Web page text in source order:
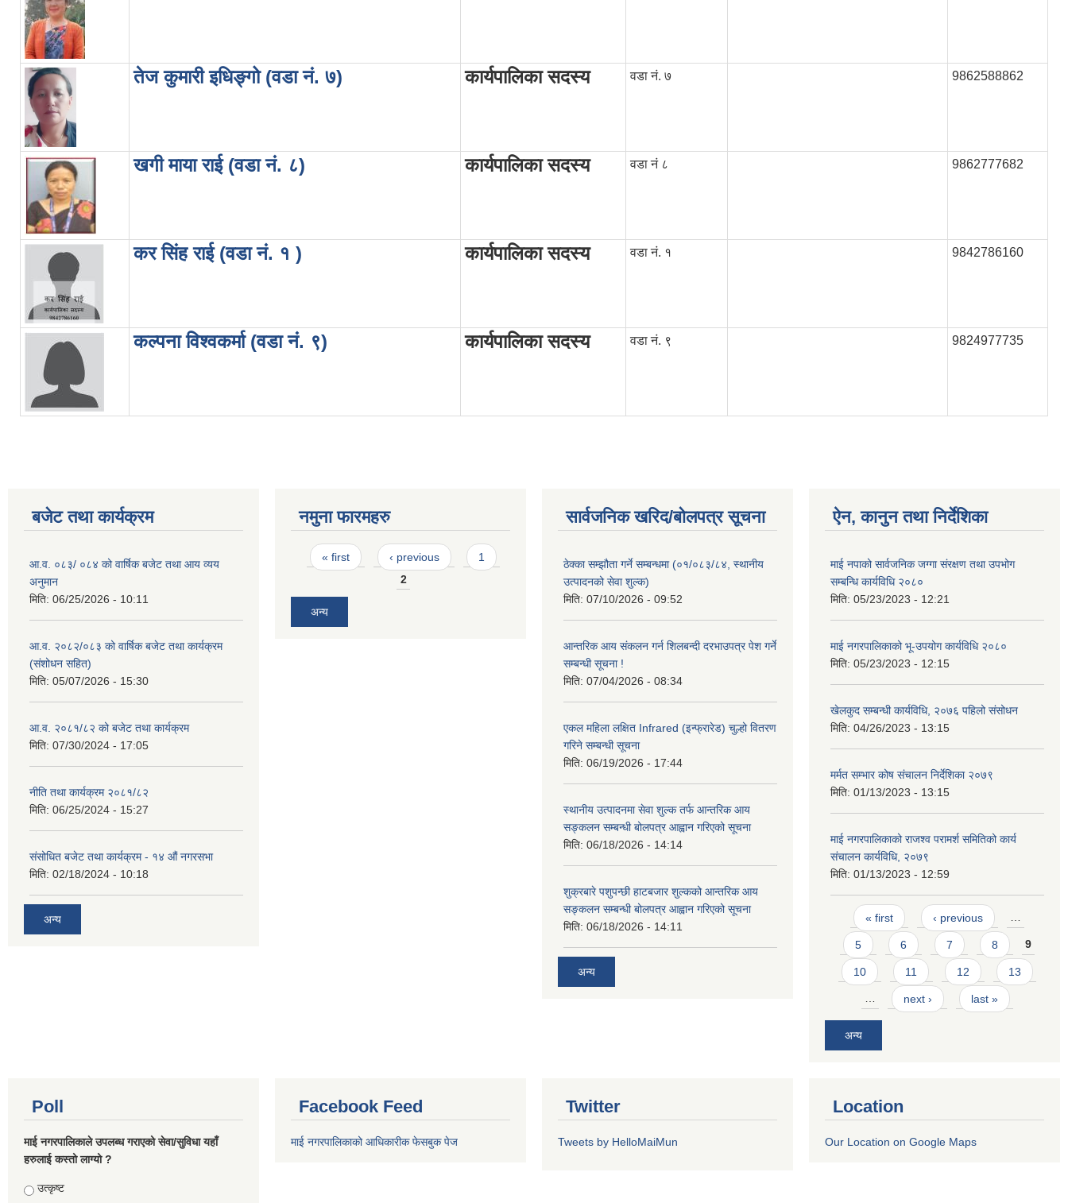
तेज कुमारी इधिङ्गो (वडा नं. ७) कार्यपालिका सदस्य वडा नं. ७ 9862588862
खगी माया राई (वडा नं. ८) कार्यपालिका सदस्य वडा नं ८ 9862777682
कर सिंह राई (वडा नं. १ ) कार्यपालिका सदस्य वडा नं. १ 9842786160
कल्पना विश्वकर्मा (वडा नं. ९) कार्यपालिका सदस्य वडा नं. ९ 9824977735
बजेट तथा कार्यक्रम
आ.व. ०८३/ ०८४ को वार्षिक बजेट तथा आय व्यय
अनुमान
मिति: 06/25/2026 - 10:11
आ.व. २०८२/०८३ को वार्षिक बजेट तथा कार्यक्रम
(संशोधन सहित)
मिति: 05/07/2026 - 15:30
आ.व. २०८१/८२ को बजेट तथा कार्यक्रम
मिति: 07/30/2024 - 17:05
नीति तथा कार्यक्रम २०८१/८२
मिति: 06/25/2024 - 15:27
संसोधित बजेट तथा कार्यक्रम - १४ औं नगरसभा
मिति: 02/18/2024 - 10:18
अन्य
नमुना फारमहरु
Pages
« first ‹ previous
1
2
अन्य
सार्वजनिक खरिद/बोलपत्र सूचना
ठेक्का सम्झौता गर्ने सम्बन्धमा (०१/०८३/८४, स्थानीय
उत्पादनको सेवा शुल्क)
मिति: 07/10/2026 - 09:52
आन्तरिक आय संकलन गर्न शिलबन्दी दरभाउपत्र पेश गर्ने
सम्बन्धी सूचना !
मिति: 07/04/2026 - 08:34
एकल महिला लक्षित Infrared (इन्फ्रारेड) चुल्हो वितरण
गरिने सम्बन्धी सूचना
मिति: 06/19/2026 - 17:44
स्थानीय उत्पादनमा सेवा शुल्क तर्फ आन्तरिक आय
सङ्कलन सम्बन्धी बोलपत्र आह्वान गरिएको सूचना
मिति: 06/18/2026 - 14:14
शुक्रबारे पशुपन्छी हाटबजार शुल्कको आन्तरिक आय
सङ्कलन सम्बन्धी बोलपत्र आह्वान गरिएको सूचना
मिति: 06/18/2026 - 14:11
अन्य
ऐन, कानुन तथा निर्देशिका
माई नपाको सार्वजनिक जग्गा संरक्षण तथा उपभोग
सम्बन्धि कार्यविधि २०८०
मिति: 05/23/2023 - 12:21
माई नगरपालिकाको भू-उपयोग कार्यविधि २०८०
मिति: 05/23/2023 - 12:15
खेलकुद सम्बन्धी कार्यविधि, २०७६ पहिलो संसोधन
मिति: 04/26/2023 - 13:15
मर्मत सम्भार कोष संचालन निर्देशिका २०७९
मिति: 01/13/2023 - 13:15
माई नगरपालिकाको राजश्व परामर्श समितिको कार्य
संचालन कार्यविधि, २०७९
मिति: 01/13/2023 - 12:59
Pages
« first ‹ previous …
5 6 7 8 9
10 11 12 13
… next › last »
अन्य
Poll
माई नगरपालिकाले उपलब्ध गराएको सेवा/सुविधा यहाँ
हरुलाई कस्तो लाग्यो ?
Choices
उत्कृष्ट
Facebook Feed
माई नगरपालिकाको आधिकारीक फेसबुक पेज
Twitter
Tweets by HelloMaiMun
Location
Our Location on Google Maps